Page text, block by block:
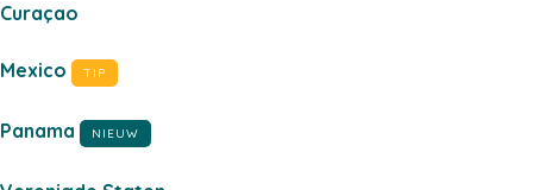
Curaçao
Mexico TIP
Panama NIEUW